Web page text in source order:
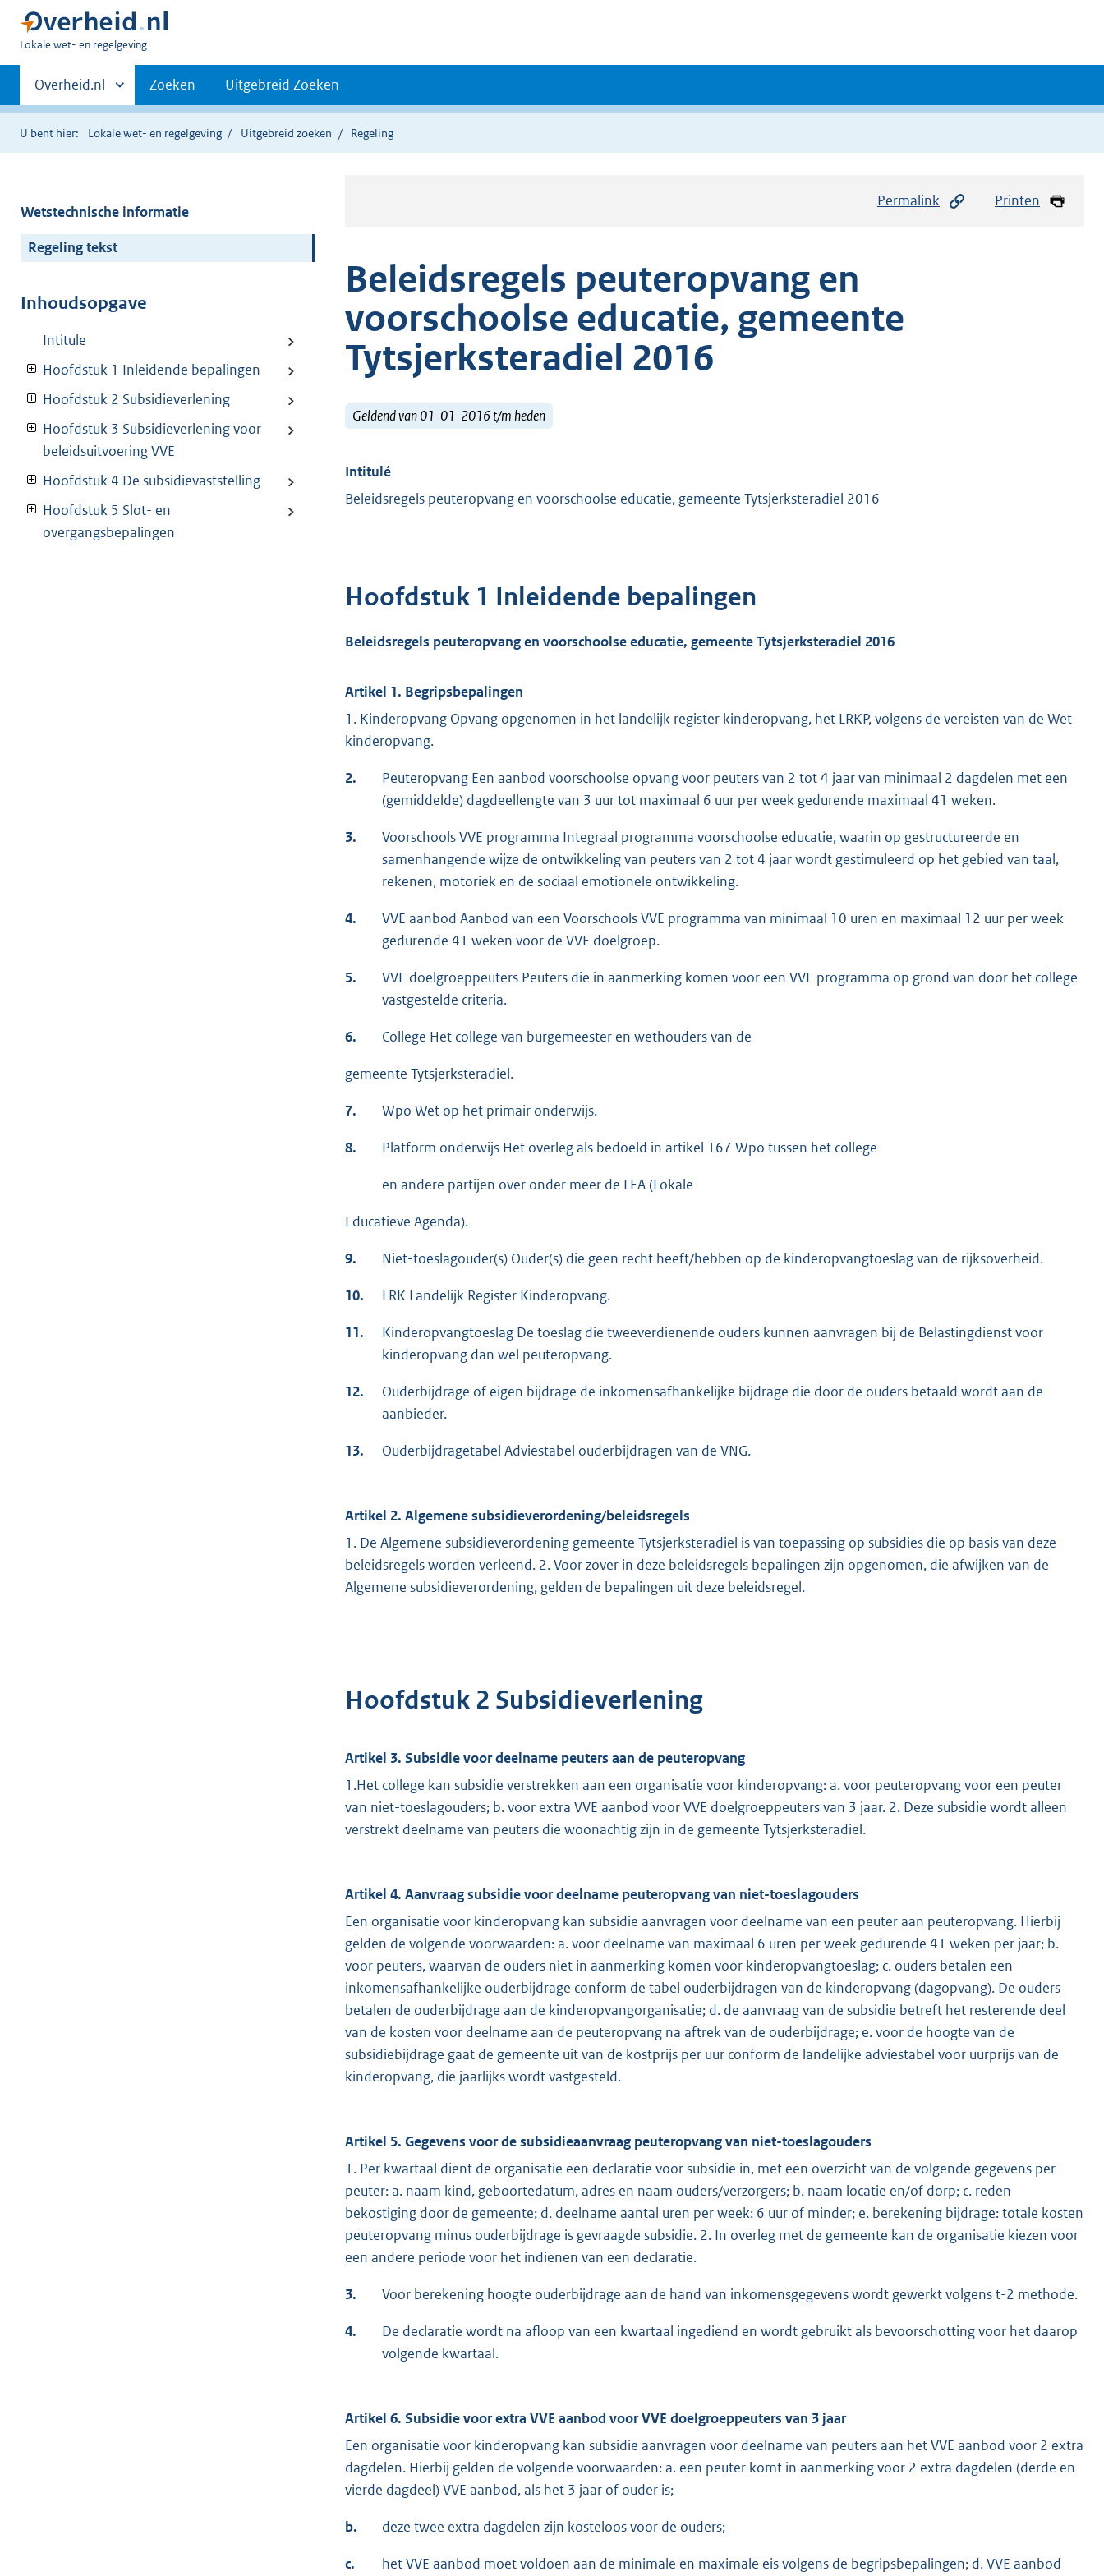
U
hier:
Lokale wet- en regelgeving
Primaire
navigatie
Andere
sites
binnen
Overheid.nl Zoeken Uitgebreid Zoeken
U bent hier: Lokale wet- en regelgeving Uitgebreid zoeken Regeling
Wetstechnische informatie
Regeling tekst
Inhoudsopgave
Intitule
Hoofdstuk 1 Inleidende bepalingen
Hoofdstuk 2 Subsidieverlening
Hoofdstuk 3 Subsidieverlening voor
beleidsuitvoering VVE
Hoofdstuk 4 De subsidievaststelling
Hoofdstuk 5 Slot- en
overgangsbepalingen
Permalink Printen
Beleidsregels peuteropvang en
voorschoolse educatie, gemeente
Tytsjerksteradiel 2016
Geldend van 01-01-2016 t/m heden
Intitulé
Beleidsregels peuteropvang en voorschoolse educatie, gemeente Tytsjerksteradiel 2016
Hoofdstuk 1 Inleidende bepalingen
Beleidsregels peuteropvang en voorschoolse educatie, gemeente Tytsjerksteradiel 2016
Artikel 1. Begripsbepalingen
1. Kinderopvang Opvang opgenomen in het landelijk register kinderopvang, het LRKP, volgens de vereisten van de Wet
kinderopvang.
2.
Peuteropvang Een aanbod voorschoolse opvang voor peuters van 2 tot 4 jaar van minimaal 2 dagdelen met een
(gemiddelde) dagdeellengte van 3 uur tot maximaal 6 uur per week gedurende maximaal 41 weken.
3.
Voorschools VVE programma Integraal programma voorschoolse educatie, waarin op gestructureerde en
samenhangende wijze de ontwikkeling van peuters van 2 tot 4 jaar wordt gestimuleerd op het gebied van taal,
rekenen, motoriek en de sociaal emotionele ontwikkeling.
4.
VVE aanbod Aanbod van een Voorschools VVE programma van minimaal 10 uren en maximaal 12 uur per week
gedurende 41 weken voor de VVE doelgroep.
5.
VVE doelgroeppeuters Peuters die in aanmerking komen voor een VVE programma op grond van door het college
vastgestelde criteria.
6. College Het college van burgemeester en wethouders van de
gemeente Tytsjerksteradiel.
7. Wpo Wet op het primair onderwijs.
8. Platform onderwijs Het overleg als bedoeld in artikel 167 Wpo tussen het college
en andere partijen over onder meer de LEA (Lokale
Educatieve Agenda).
9. Niet-toeslagouder(s) Ouder(s) die geen recht heeft/hebben op de kinderopvangtoeslag van de rijksoverheid.
10. LRK Landelijk Register Kinderopvang.
11.
Kinderopvangtoeslag De toeslag die tweeverdienende ouders kunnen aanvragen bij de Belastingdienst voor
kinderopvang dan wel peuteropvang.
12.
Ouderbijdrage of eigen bijdrage de inkomensafhankelijke bijdrage die door de ouders betaald wordt aan de
aanbieder.
13. Ouderbijdragetabel Adviestabel ouderbijdragen van de VNG.
Artikel 2. Algemene subsidieverordening/beleidsregels
1. De Algemene subsidieverordening gemeente Tytsjerksteradiel is van toepassing op subsidies die op basis van deze
beleidsregels worden verleend. 2. Voor zover in deze beleidsregels bepalingen zijn opgenomen, die afwijken van de
Algemene subsidieverordening, gelden de bepalingen uit deze beleidsregel.
Hoofdstuk 2 Subsidieverlening
Artikel 3. Subsidie voor deelname peuters aan de peuteropvang
1.Het college kan subsidie verstrekken aan een organisatie voor kinderopvang: a. voor peuteropvang voor een peuter
van niet-toeslagouders; b. voor extra VVE aanbod voor VVE doelgroeppeuters van 3 jaar. 2. Deze subsidie wordt alleen
verstrekt deelname van peuters die woonachtig zijn in de gemeente Tytsjerksteradiel.
Artikel 4. Aanvraag subsidie voor deelname peuteropvang van niet-toeslagouders
Een organisatie voor kinderopvang kan subsidie aanvragen voor deelname van een peuter aan peuteropvang. Hierbij
gelden de volgende voorwaarden: a. voor deelname van maximaal 6 uren per week gedurende 41 weken per jaar; b.
voor peuters, waarvan de ouders niet in aanmerking komen voor kinderopvangtoeslag; c. ouders betalen een
inkomensafhankelijke ouderbijdrage conform de tabel ouderbijdragen van de kinderopvang (dagopvang). De ouders
betalen de ouderbijdrage aan de kinderopvangorganisatie; d. de aanvraag van de subsidie betreft het resterende deel
van de kosten voor deelname aan de peuteropvang na aftrek van de ouderbijdrage; e. voor de hoogte van de
subsidiebijdrage gaat de gemeente uit van de kostprijs per uur conform de landelijke adviestabel voor uurprijs van de
kinderopvang, die jaarlijks wordt vastgesteld.
Artikel 5. Gegevens voor de subsidieaanvraag peuteropvang van niet-toeslagouders
1. Per kwartaal dient de organisatie een declaratie voor subsidie in, met een overzicht van de volgende gegevens per
peuter: a. naam kind, geboortedatum, adres en naam ouders/verzorgers; b. naam locatie en/of dorp; c. reden
bekostiging door de gemeente; d. deelname aantal uren per week: 6 uur of minder; e. berekening bijdrage: totale kosten
peuteropvang minus ouderbijdrage is gevraagde subsidie. 2. In overleg met de gemeente kan de organisatie kiezen voor
een andere periode voor het indienen van een declaratie.
3. Voor berekening hoogte ouderbijdrage aan de hand van inkomensgegevens wordt gewerkt volgens t-2 methode.
4.
De declaratie wordt na afloop van een kwartaal ingediend en wordt gebruikt als bevoorschotting voor het daarop
volgende kwartaal.
Artikel 6. Subsidie voor extra VVE aanbod voor VVE doelgroeppeuters van 3 jaar
Een organisatie voor kinderopvang kan subsidie aanvragen voor deelname van peuters aan het VVE aanbod voor 2 extra
dagdelen. Hierbij gelden de volgende voorwaarden: a. een peuter komt in aanmerking voor 2 extra dagdelen (derde en
vierde dagdeel) VVE aanbod, als het 3 jaar of ouder is;
b. deze twee extra dagdelen zijn kosteloos voor de ouders;
c.
het VVE aanbod moet voldoen aan de minimale en maximale eis volgens de begripsbepalingen; d. VVE aanbod